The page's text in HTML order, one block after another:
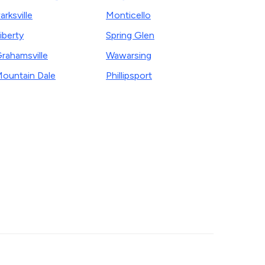
Dale
Monticello
Spring Glen
Wawarsing
Phillipsport